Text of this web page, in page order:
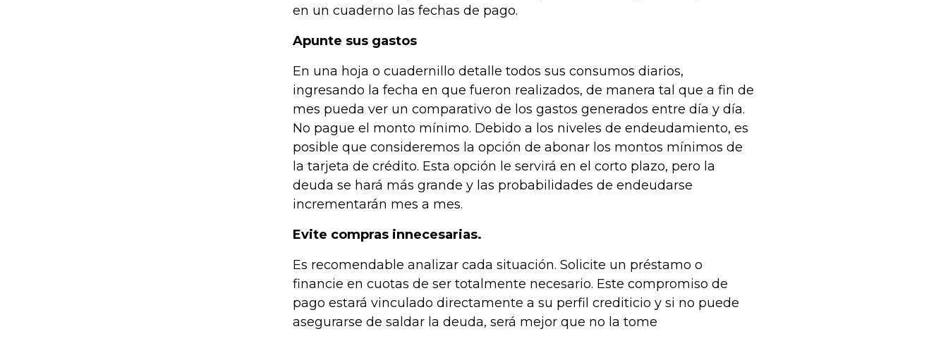
en un cuaderno las fechas de pago.
Apunte sus gastos
En una hoja o cuadernillo detalle todos sus consumos diarios,
ingresando la fecha en que fueron realizados, de manera tal que a fin de
mes pueda ver un comparativo de los gastos generados entre día y día.
No pague el monto mínimo. Debido a los niveles de endeudamiento, es
posible que consideremos la opción de abonar los montos mínimos de
la tarjeta de crédito. Esta opción le servirá en el corto plazo, pero la
deuda se hará más grande y las probabilidades de endeudarse
incrementarán mes a mes.
Evite compras innecesarias.
Es recomendable analizar cada situación. Solicite un préstamo o
financie en cuotas de ser totalmente necesario. Este compromiso de
pago estará vinculado directamente a su perfil crediticio y si no puede
asegurarse de saldar la deuda, será mejor que no la tome